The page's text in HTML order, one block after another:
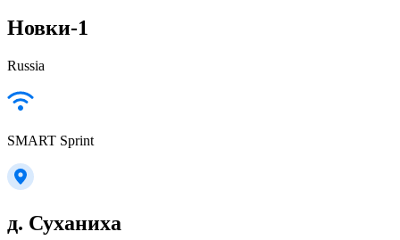
Новки-1
Russia
SMART Sprint
д. Суханиха